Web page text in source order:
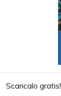
Scaricalo gratis!